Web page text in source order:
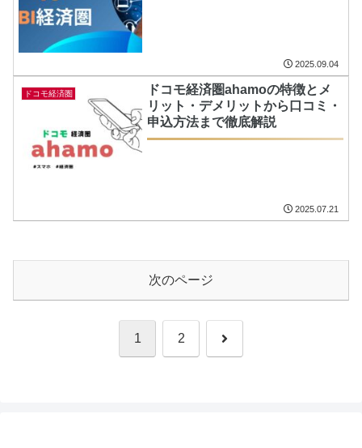
2025.09.04
ドコモ経済圏
ドコモ経済圏ahamoの特徴とメ
リット・デメリットから口コミ・
申込方法まで徹底解説
2025.07.21
次のページ
1 2 次